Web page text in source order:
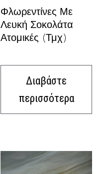
Φλωρεντίνες Με
Λευκή Σοκολάτα
Ατομικές (Τμχ)
Διαβάστε
περισσότερα